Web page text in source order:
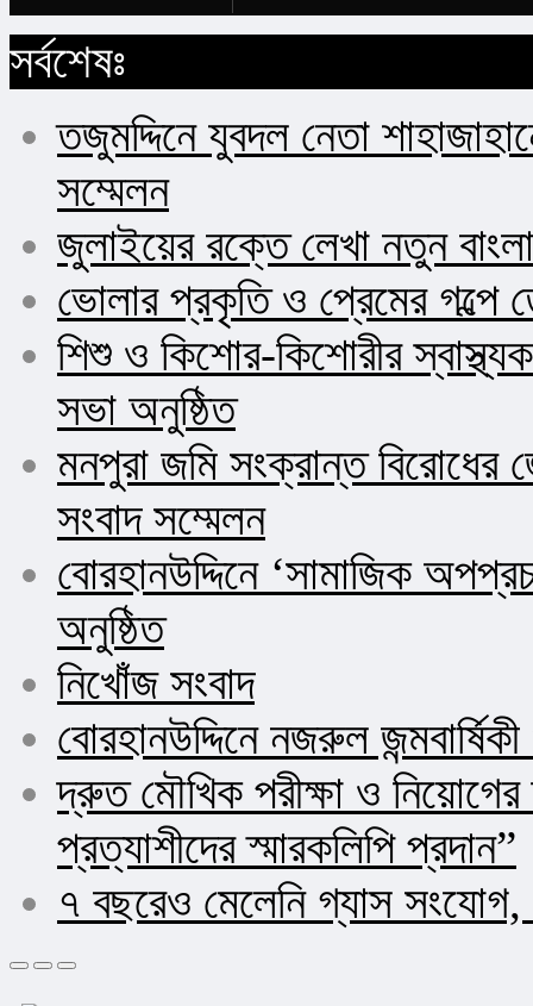
সর্বশেষঃ
তজুমদ্দিনে যুবদল নেতা
সম্মেলন
জুলাইয়ের রক্তে লেখা নতুন
ভোলার প্রকৃতি ও প্রেমের গল্পে
শিশু ও কিশোর-কিশোরীর
সভা অনুষ্ঠিত
মনপুরা জমি সংক্রান্ত বিরোধের
সংবাদ সম্মেলন
বোরহানউদ্দিনে ‘সামাজিক
অনুষ্ঠিত
নিখোঁজ সংবাদ
বোরহানউদ্দিনে নজরুল
দ্রুত মৌখিক পরীক্ষা ও
প্রত্যাশীদের স্মারকলিপি প্রদান”
৭ বছরেও মেলেনি গ্যাস